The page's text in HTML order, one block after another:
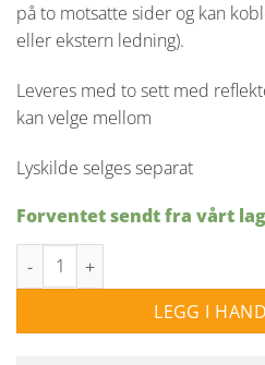
på to motsatte sider og kan
eller ekstern ledning).
Leveres med to sett med
kan velge mellom
Lyskilde selges separat
Forventet sendt fra vårt
Ethan 4lys takspot - Hvit antall
LEGG I